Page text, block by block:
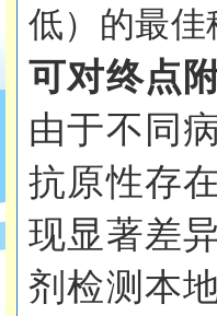
低）的最佳
可对终点
由于不同
抗原性存
现显著差
剂检测本